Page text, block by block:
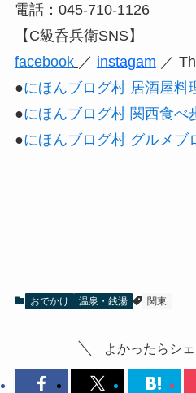
電話：045-710-1126
【C級呑兵衛SNS】
facebook ／ instagam ／
●にほんブログ村 居酒屋料
●にほんブログ村 関西食べ
●にほんブログ村 グルメブ
おでかけ 温泉・銭湯 関東
よかったらシ